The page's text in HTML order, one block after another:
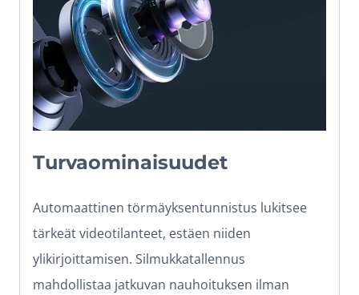
Turvaominaisuudet
Automaattinen törmäyksentunnistus lukitsee
tärkeät videotilanteet, estäen niiden
ylikirjoittamisen. Silmukka­tallennus
mahdollistaa jatkuvan nauhoituksen ilman